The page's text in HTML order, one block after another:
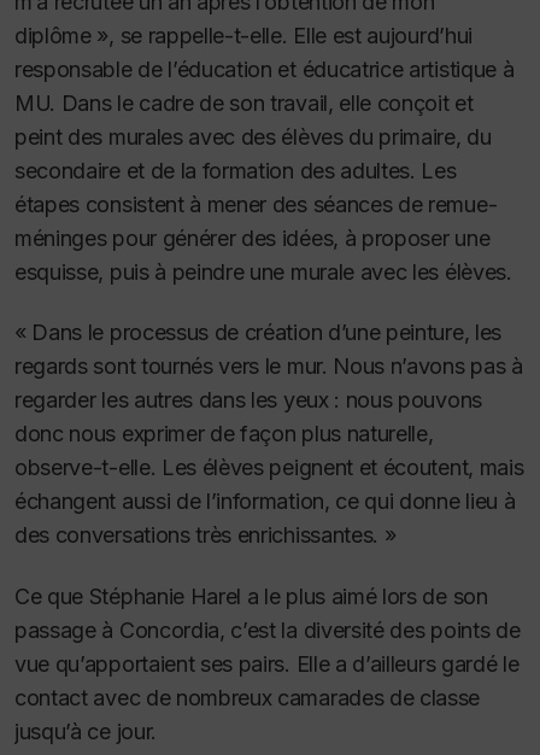
diplôme », se rappelle-t-elle. Elle est aujourd’hui
responsable de l’éducation et éducatrice artistique à
MU. Dans le cadre de son travail, elle conçoit et
peint des murales avec des élèves du primaire, du
secondaire et de la formation des adultes. Les
étapes consistent à mener des séances de remue-
méninges pour générer des idées, à proposer une
esquisse, puis à peindre une murale avec les élèves.
« Dans le processus de création d’une peinture, les
regards sont tournés vers le mur. Nous n’avons pas à
regarder les autres dans les yeux : nous pouvons
donc nous exprimer de façon plus naturelle,
observe-t-elle. Les élèves peignent et écoutent, mais
échangent aussi de l’information, ce qui donne lieu à
des conversations très enrichissantes. »
Ce que Stéphanie Harel a le plus aimé lors de son
passage à Concordia, c’est la diversité des points de
vue qu’apportaient ses pairs. Elle a d’ailleurs gardé le
contact avec de nombreux camarades de classe
jusqu’à ce jour.